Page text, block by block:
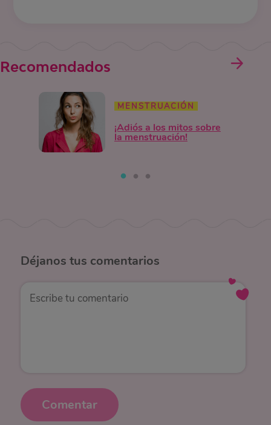
Recomendados
MENSTRUACIÓN
¡Adiós a los mitos sobre
la menstruación!
Déjanos tus comentarios
Comentar